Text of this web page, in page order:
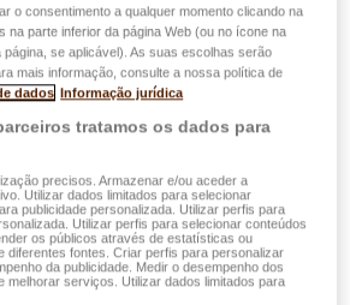
o consentimento a qualquer momento clicando na
na parte inferior da página Web (ou no ícone na
se aplicável). As suas escolhas serão
mais informação, consulte a nossa política de
dados Informação jurídica
tratamos os dados para
precisos. Armazenar e/ou aceder a
Utilizar dados limitados para selecionar
publicidade personalizada. Utilizar perfis para
Utilizar perfis para selecionar conteúdos
os públicos através de estatísticas ou
diferentes fontes. Criar perfis para personalizar
da publicidade. Medir o desempenho dos
melhorar serviços. Utilizar dados limitados para